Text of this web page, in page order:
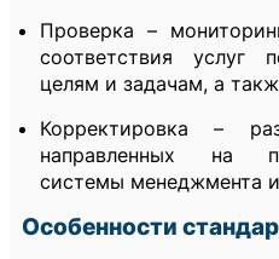
Проверка –
соответствия услуг
целям и задачам, а
Корректировка –
направленных на
системы менеджмента и
Особенности